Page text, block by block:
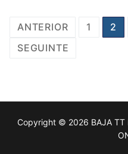
P
n
a
ANTERIOR 1 2
SEGUINTE
Copyright © 2026 BAJA TT